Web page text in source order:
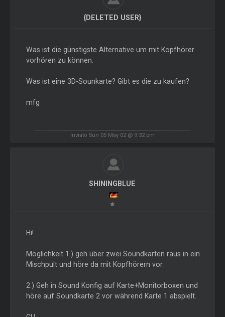
{DELETED USER}
Was ist die günstigste Alternative um mit Kopfhörer
vorhören zu können.
Was ist eine 3D-Sounkarte? Gibt es die zu kaufen?
mfg
Inviato Sun 05 May 02 @ 9:32 pm
SHININGBLUE
Hi!
Möglichkeit 1.) geh über zwei Soundkarten raus in ein
Mischpult und höre da mit Kopfhörern vor.
2.) Geh in Sound Konfig auf Karte+Monitorboxen und
höre auf Soundkarte 2 vor während Karte 1 abspielt.